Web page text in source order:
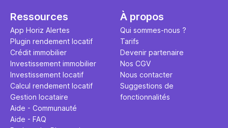
Ressources
App Horiz Alertes
Plugin rendement locatif
Crédit immobilier
Investissement immobilier
Investissement locatif
Calcul rendement locatif
Gestion locataire
Aide - Communauté
Aide - FAQ
À propos
Qui sommes-nous ?
Tarifs
Devenir partenaire
Nos CGV
Nous contacter
Suggestions de
fonctionnalités